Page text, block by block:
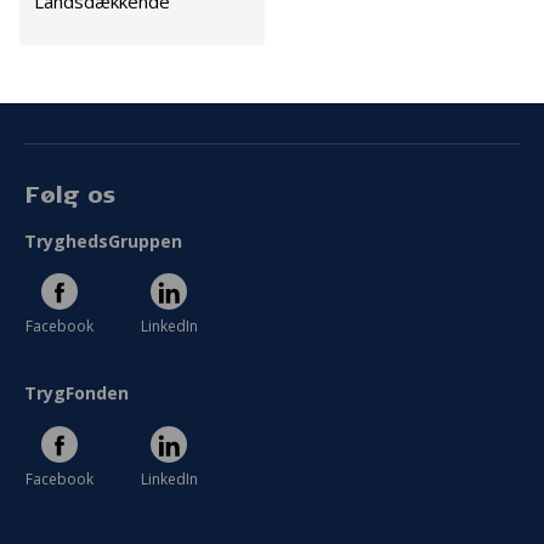
Følg os
TryghedsGruppen
Facebook LinkedIn
TrygFonden
Facebook LinkedIn